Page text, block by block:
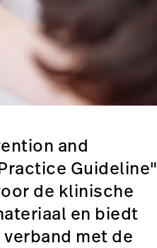
and
Guideline"
de klinische
en biedt
met de